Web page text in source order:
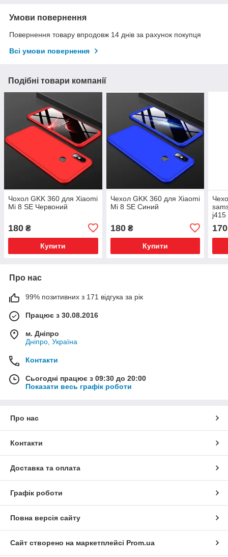
Умови повернення
Повернення товару впродовж 14 днів за рахунок покупця
Всі умови повернення
Подібні товари компанії
Чохол GKK 360 для Xiaomi
Mi 8 SE Червоний
180 ₴
Купити
Чехол GKK 360 для Xiaomi
Mi 8 SE Синий
180₴
Купити
j415
170
Про нас
99% позитивних з 171 відгука за рік
Працює з 30.08.2016
м. Дніпро
Дніпро, Україна
Контакти
Сьогодні працює з 09:30 до 20:00
Показати весь графік роботи
Про нас
Контакти
Доставка та оплата
Графік роботи
Повна версія сайту
Сайт створено на маркетплейсі Prom.ua